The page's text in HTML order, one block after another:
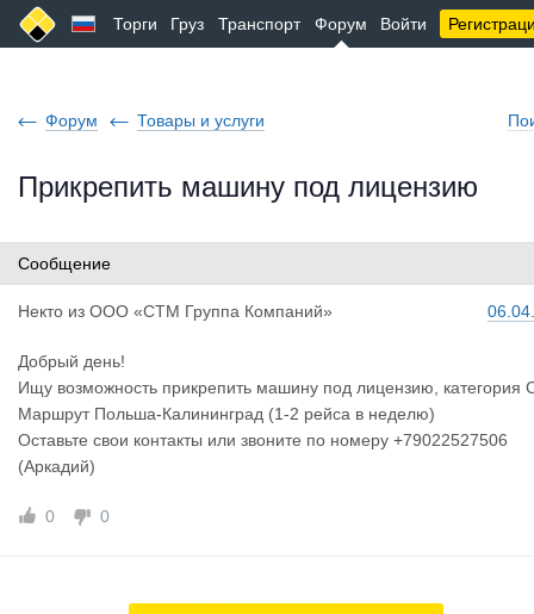
Торги Груз Транспорт Форум Войти
Форум Товары и услуги
Прикрепить машину под лицензию
Сообщение
Некто из ООО «СТМ Группа Компаний»
Добрый день!
Ищу возможность прикрепить машину под лицензию, категория
Маршрут Польша-Калининград (1-2 рейса в неделю)
Оставьте свои контакты или звоните по номеру +79022527506
(Аркадий)
0 0